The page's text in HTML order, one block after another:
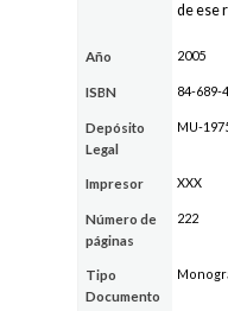
de ese
Año 2005
ISBN 84-689-
Depósito
Legal
MU-
Impresor XXX
Número de
páginas
222
Tipo
Documento